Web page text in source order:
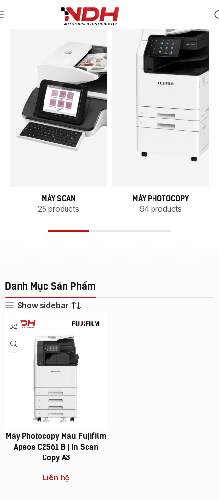
MÁY SCAN
25 products
MÁY PHOTOCOPY
94 products
Danh Mục Sản Phẩm
Show sidebar
Máy Photocopy Màu Fujifilm
Apeos C2561 B | In Scan
Copy A3
Liên hệ